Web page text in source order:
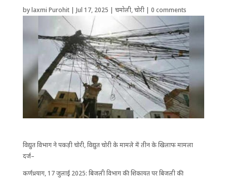
bylaxmi Purohit| Jul 17, 2025 | चमोली,चोरी| 0 comments
विद्युत विभाग ने पकड़ी चाेरी, विद्युत चोरी के मामले में तीन के खिलाफ मामला
दर्ज–
कर्णप्रयाग, 17 जुलाई 2025: बिजली विभाग की ​शिकायत पर बिजली की